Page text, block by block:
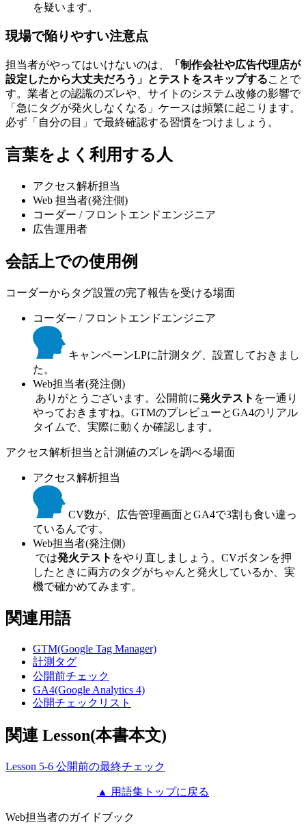
を疑います。
現場で陥りやすい注意点
担当者がやってはいけないのは、
「制作会社や広告代理店が
設定したから大丈夫だろう」とテストをスキップすることで
す。業者との認識のズレや、サイトのシステム改修の影響で
「急にタグが発火しなくなる」ケースは頻繁に起こります。
必ず「自分の目」で最終確認する習慣をつけましょう。
言葉をよく利用する人
アクセス解析担当
Web 担当者(発注側)
コーダー / フロントエンドエンジニア
広告運用者
会話上での使用例
コーダーからタグ設置の完了報告を受ける場面
コーダー / フロントエンドエンジニア
キャンペーンLPに計測タグ、設置しておきまし
た。
Web担当者(発注側)
ありがとうございます。公開前に発火テスト を一通り
やっておきますね。GTMのプレビューとGA4のリアル
タイムで、実際に動くか確認します。
アクセス解析担当と計測値のズレを調べる場面
アクセス解析担当
CV数が、広告管理画面とGA4で3割も食い違っ
ているんです。
Web担当者(発注側)
では発火テスト をやり直しましょう。CVボタンを押
したときに両方のタグがちゃんと発火しているか、実
機で確かめてみます。
関連用語
GTM(Google Tag Manager)
計測タグ
公開前チェック
GA4(Google Analytics 4)
公開チェックリスト
関連 Lesson(本書本文)
Lesson 5-6 公開前の最終チェック
▲ 用語集トップに戻る
Web担当者のガイドブック